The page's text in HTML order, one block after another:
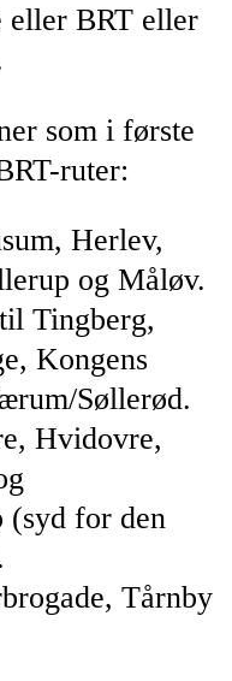
eller BRT eller
som i første
ruter:
Herlev,
og Måløv.
Tingberg,
Kongens
Søllerød.
Hvidovre,
(syd for den
Tårnby